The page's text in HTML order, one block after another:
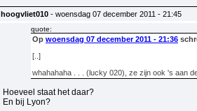
hoogvliet010 - woensdag 07 december 2011 - 21:45
quote:
Op woensdag 07 december 2011 - 21:36
[..]
whahahaha . . . (lucky 020), ze zijn ook 's aan
Hoeveel staat het daar?
En bij Lyon?